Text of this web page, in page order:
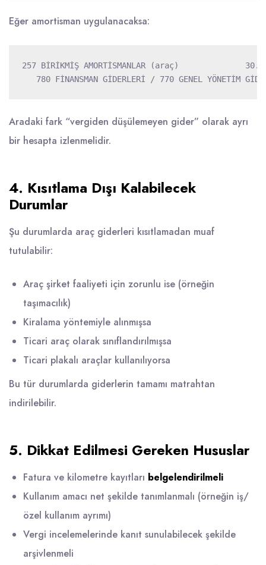
Eğer amortisman uygulanacaksa:
257 BİRİKMİŞ AMORTİSMANLAR (araç)
Aradaki fark “vergiden düşülemeyen gider” olarak ayrı
bir hesapta izlenmelidir.
4. Kısıtlama Dışı Kalabilecek
Durumlar
Şu durumlarda araç giderleri kısıtlamadan muaf
tutulabilir:
Araç şirket faaliyeti için zorunlu ise (örneğin
taşımacılık)
Kiralama yöntemiyle alınmışsa
Ticari araç olarak sınıflandırılmışsa
Ticari plakalı araçlar kullanılıyorsa
Bu tür durumlarda giderlerin tamamı matrahtan
indirilebilir.
5. Dikkat Edilmesi Gereken Hususlar
Fatura ve kilometre kayıtları belgelendirilmeli
Kullanım amacı net şekilde tanımlanmalı (örneğin iş/
özel kullanım ayrımı)
Vergi incelemelerinde kanıt sunulabilecek şekilde
arşivlenmeli